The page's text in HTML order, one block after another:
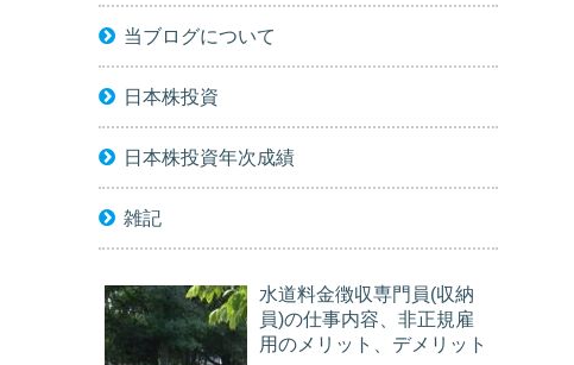
当ブログについて
日本株投資
日本株投資年次成績
雑記
水道料金徴収専門員(収納
員)の仕事内容、非正規雇
用のメリット、デメリット